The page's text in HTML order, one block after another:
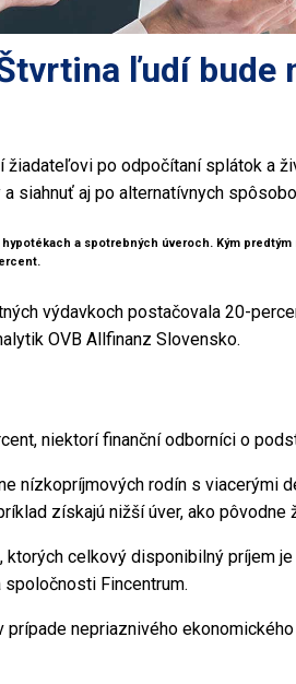
ľudí bude
po odpočítaní splátok a
siahnuť aj po alternatívnych
a spotrebných úveroch. Kým
výdavkoch postačovala 20-
OVB Allfinanz Slovensko.
niektorí finanční odborníci o
nízkopríjmových rodín s viacerými
získajú nižší úver, ako pôvodne
celkový disponibilný príjem
Fincentrum.
nepriaznivého